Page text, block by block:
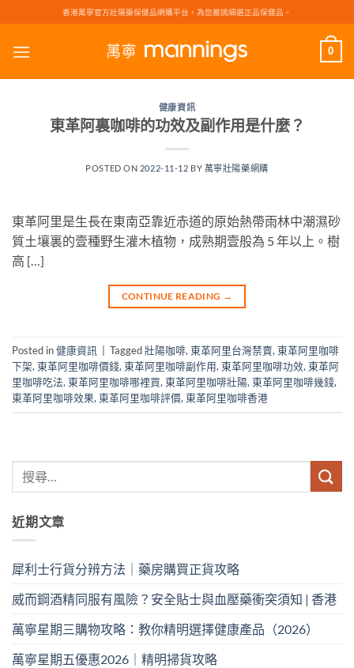
to
content
香港萬寧官方壯陽藥保健品網購平台，為您嚴挑細選正品保健品。
0
健康資訊
東革阿裏咖啡的功效及副作用是什麼？
POSTED ON 2022-11-12 BY 萬寧壯陽藥網購
東革阿里是生長在東南亞靠近赤道的原始熱帶雨林中潮濕砂
質土壤裏的壹種野生灌木植物，成熟期壹般為 5 年以上。樹
高 […]
CONTINUE READING →
Posted in健康資訊 Tagged壯陽咖啡, 東革阿里台灣禁賣, 東革阿里咖啡
下架, 東革阿里咖啡價錢, 東革阿里咖啡副作用, 東革阿里咖啡功效, 東革阿
里咖啡吃法, 東革阿里咖啡哪裡買, 東革阿里咖啡壯陽, 東革阿里咖啡幾錢,
東革阿里咖啡效果, 東革阿里咖啡評價, 東革阿里咖啡香港
近期文章
犀利士行貨分辨方法｜藥房購買正貨攻略
威而鋼酒精同服有風險？安全貼士與血壓藥衝突須知 | 香港
萬寧星期三購物攻略：教你精明選擇健康產品（2026）
萬寧星期五優惠2026｜精明掃貨攻略